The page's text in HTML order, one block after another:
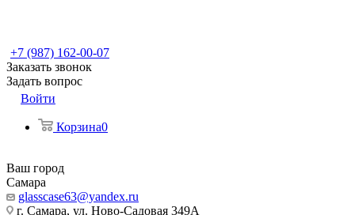
+7 (987) 162-00-07
Заказать звонок
Задать вопрос
Войти
Корзина0
Ваш город
Самара
glasscase63@yandex.ru
г. Самара, ул. Ново-Садовая 349А